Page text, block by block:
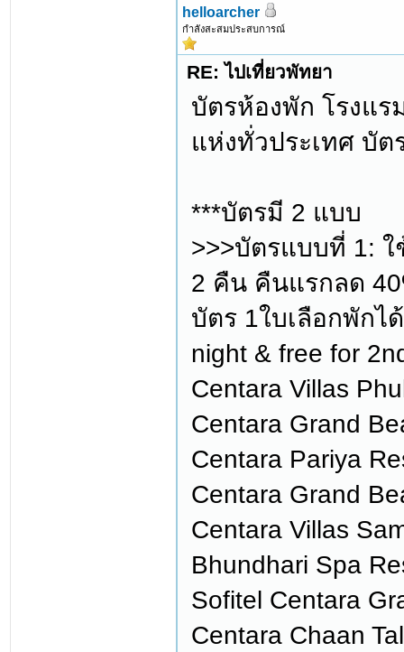
helloarcher
กำลังสะสมประสบการณ์
RE: ไปเที่ยวพัทยา
บัตรห้องพัก โรงแร
แห่งทั่วประเทศ บั
***บัตรมี 2 แบบ
>>>บัตรแบบที่ 1:
2 คืน คืนแรกลด
บัตร 1ใบเลือกพักไ
night & free for
Centara Villas
Centara Grand
Centara Pariya
Centara Grand
Centara Villas
Bhundhari Spa
Sofitel Centara
Centara Chaan